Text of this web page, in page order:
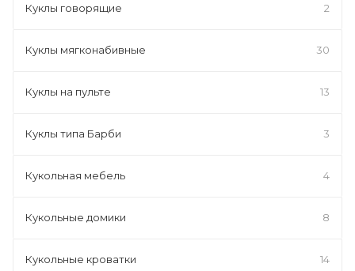
Куклы говорящие 2
Куклы мягконабивные 30
Куклы на пульте 13
Куклы типа Барби 3
Кукольная мебель 4
Кукольные домики 8
Кукольные кроватки 14